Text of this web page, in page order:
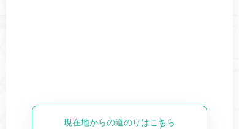
現在地からの道のりはこちら